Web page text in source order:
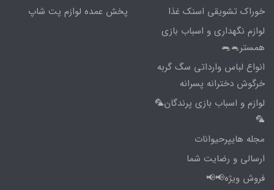
خوراک تشویقی اسنک غذا
لوازم نگهداری و اسباب بازی
همستر🐁🐀
انواع لباس وارداتی سگ گربه
خرگوش دخترانه پسرانه
لوازم و اسباب بازی پرندگان🦜
🦜
مجله هایپرحیوانات
ارسالی و رضایت شما
فروش ویژه📢📢
پخش عمده لوازم پت شاپ